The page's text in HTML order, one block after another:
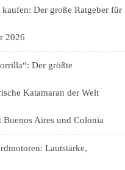
Der große Ratgeber für
2026
Der größte
Katamaran der Welt
Buenos Aires und Colonia
Lautstärke,